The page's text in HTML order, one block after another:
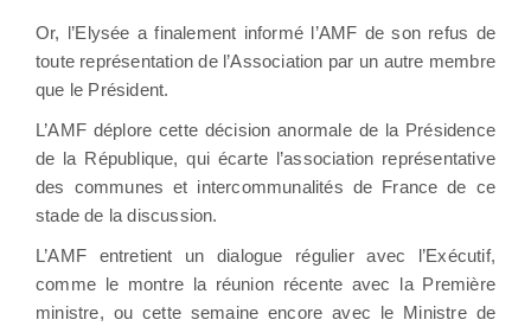
Or, l’Elysée a finalement informé l’AMF de son refus de
toute représentation de l’Association par un autre membre
que le Président.
L’AMF déplore cette décision anormale de la Présidence
de la République, qui écarte l’association représentative
des communes et intercommunalités de France de ce
stade de la discussion.
L’AMF entretient un dialogue régulier avec l’Exécutif,
comme le montre la réunion récente avec la Première
ministre, ou cette semaine encore avec le Ministre de